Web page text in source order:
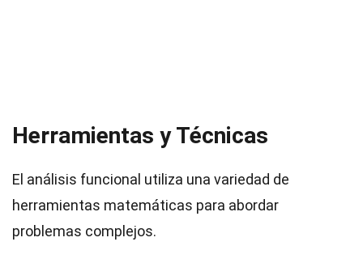
Herramientas y Técnicas
El análisis funcional utiliza una variedad de
herramientas matemáticas para abordar
problemas complejos.